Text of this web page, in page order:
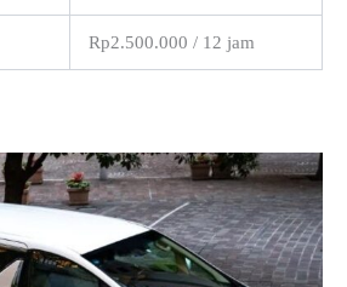
Rp2.500.000 / 12 jam